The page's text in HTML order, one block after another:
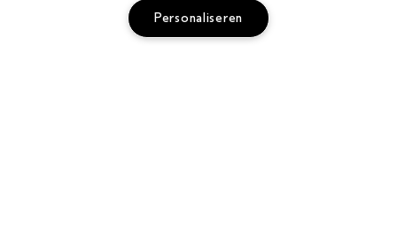
WORD EEN AVEDA SALON
Personaliseren